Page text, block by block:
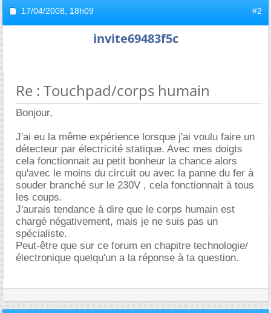
17/04/2008, 18h09 #2
invite69483f5c
Re : Touchpad/corps humain
Bonjour,
J'ai eu la même expérience lorsque j'ai voulu faire un
détecteur par électricité statique. Avec mes doigts
cela fonctionnait au petit bonheur la chance alors
qu'avec le moins du circuit ou avec la panne du fer à
souder branché sur le 230V , cela fonctionnait à tous
les coups.
J'aurais tendance à dire que le corps humain est
chargé négativement, mais je ne suis pas un
spécialiste.
Peut-être que sur ce forum en chapitre technologie/
électronique quelqu'un a la réponse à ta question.